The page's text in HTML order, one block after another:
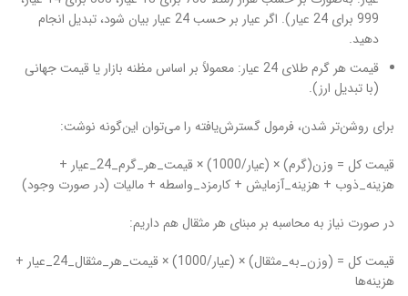
999 برای 24 عیار). اگر عیار بر حسب 24 عیار بیان شود، تبدیل انجام
دهید.
قیمت هر گرم طلای 24 عیار: معمولاً بر اساس مظنه بازار یا قیمت جهانی
(با تبدیل ارز).
برای روشن‌تر شدن، فرمول گسترش‌یافته را می‌توان این‌گونه نوشت:
قیمت کل = وزن(گرم) × (عیار/1000) × قیمت_هر_گرم_24_عیار +
هزینه_ذوب + هزینه_آزمایش + کارمزد_واسطه + مالیات (در صورت وجود)
در صورت نیاز به محاسبه بر مبنای هر مثقال هم داریم:
قیمت کل = (وزن_به_مثقال) × (عیار/1000) × قیمت_هر_مثقال_24_عیار +
هزینه‌ها